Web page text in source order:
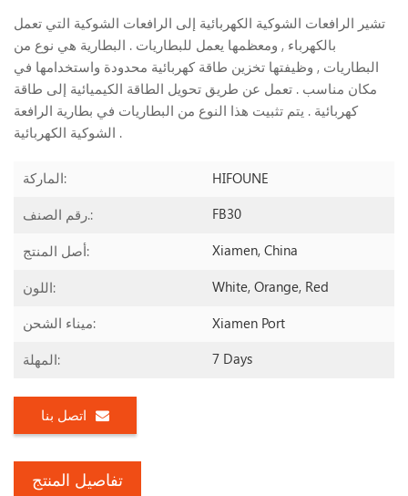
تشير الرافعات الشوكية الكهربائية إلى الرافعات الشوكية التي تعمل
بالكهرباء , ومعظمها يعمل للبطاريات . البطارية هي نوع من
البطاريات , وظيفتها تخزين طاقة كهربائية محدودة واستخدامها في
مكان مناسب . تعمل عن طريق تحويل الطاقة الكيميائية إلى طاقة
كهربائية . يتم تثبيت هذا النوع من البطاريات في بطارية الرافعة
الشوكية الكهربائية .
الماركة: HIFOUNE
رقم الصنف.: FB30
أصل المنتج: Xiamen, China
اللون: White, Orange, Red
ميناء الشحن: Xiamen Port
المهلة: 7 Days
اتصل بنا
تفاصيل المنتج